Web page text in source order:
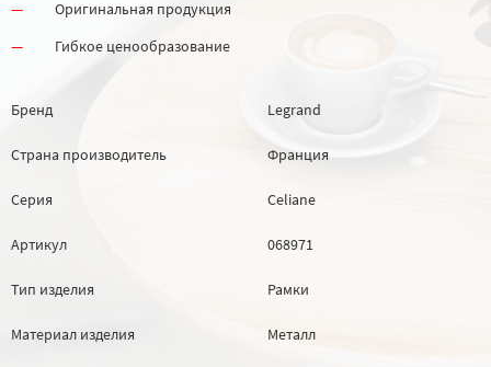
Оригинальная продукция
Гибкое ценообразование
Бренд Legrand
Страна производитель Франция
Серия Celiane
Артикул 068971
Тип изделия Рамки
Материал изделия Металл